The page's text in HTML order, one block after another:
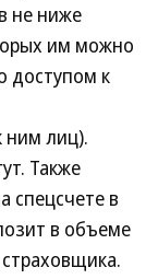
не ниже
им можно
доступом к
ним лиц).
Также
спецсчете в
в объеме